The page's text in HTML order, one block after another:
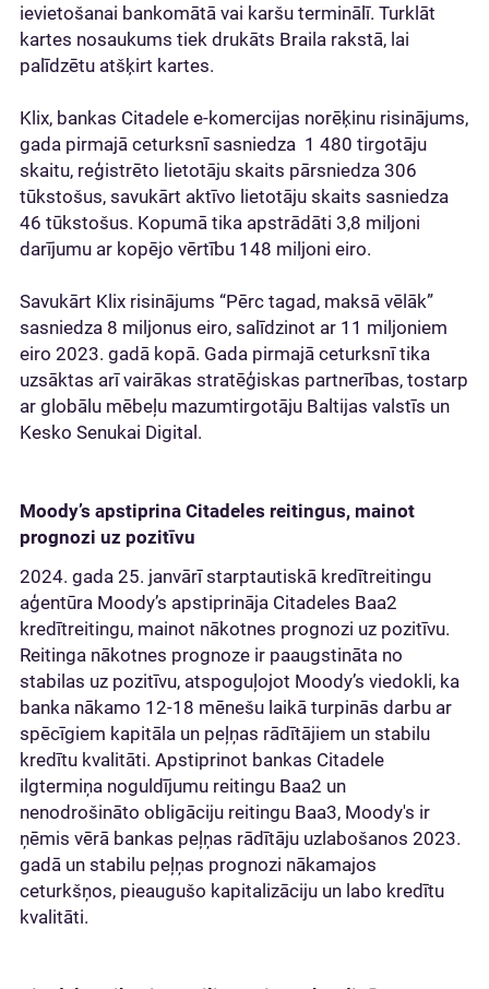
ievietošanai bankomātā vai karšu terminālī. Turklāt
kartes nosaukums tiek drukāts Braila rakstā, lai
palīdzētu atšķirt kartes.
Klix, bankas Citadele e-komercijas norēķinu risinājums,
gada pirmajā ceturksnī sasniedza 1 480 tirgotāju
skaitu, reģistrēto lietotāju skaits pārsniedza 306
tūkstošus, savukārt aktīvo lietotāju skaits sasniedza
46 tūkstošus. Kopumā tika apstrādāti 3,8 miljoni
darījumu ar kopējo vērtību 148 miljoni eiro.
Savukārt Klix risinājums “Pērc tagad, maksā vēlāk”
sasniedza 8 miljonus eiro, salīdzinot ar 11 miljoniem
eiro 2023. gadā kopā. Gada pirmajā ceturksnī tika
uzsāktas arī vairākas stratēģiskas partnerības, tostarp
ar globālu mēbeļu mazumtirgotāju Baltijas valstīs un
Kesko Senukai Digital.
Moody’s apstiprina Citadeles reitingus, mainot
prognozi uz pozitīvu
2024. gada 25. janvārī starptautiskā kredītreitingu
aģentūra Moody’s apstiprināja Citadeles Baa2
kredītreitingu, mainot nākotnes prognozi uz pozitīvu.
Reitinga nākotnes prognoze ir paaugstināta no
stabilas uz pozitīvu, atspoguļojot Moody’s viedokli, ka
banka nākamo 12-18 mēnešu laikā turpinās darbu ar
spēcīgiem kapitāla un peļņas rādītājiem un stabilu
kredītu kvalitāti. Apstiprinot bankas Citadele
ilgtermiņa noguldījumu reitingu Baa2 un
nenodrošināto obligāciju reitingu Baa3, Moody's ir
ņēmis vērā bankas peļņas rādītāju uzlabošanos 2023.
gadā un stabilu peļņas prognozi nākamajos
ceturkšņos, pieaugušo kapitalizāciju un labo kredītu
kvalitāti.